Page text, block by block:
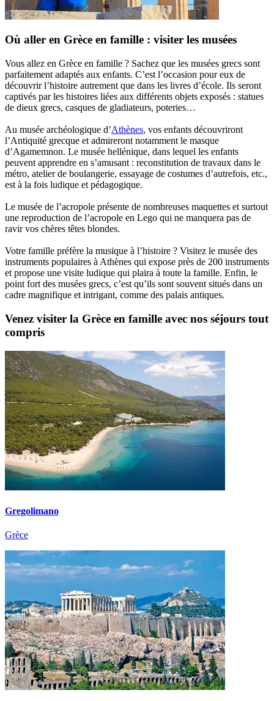
Où aller en Grèce en famille : visiter les musées
Vous allez en Grèce en famille ? Sachez que les musées grecs sont
parfaitement adaptés aux enfants. C’est l’occasion pour eux de
découvrir l’histoire autrement que dans les livres d’école. Ils seront
captivés par les histoires liées aux différents objets exposés : statues
de dieux grecs, casques de gladiateurs, poteries…
Au musée archéologique d’Athènes, vos enfants découvriront
l’Antiquité grecque et admireront notamment le masque
d’Agamemnon. Le musée hellénique, dans lequel les enfants
peuvent apprendre en s’amusant : reconstitution de travaux dans le
métro, atelier de boulangerie, essayage de costumes d’autrefois, etc.,
est à la fois ludique et pédagogique.
Le musée de l’acropole présente de nombreuses maquettes et surtout
une reproduction de l’acropole en Lego qui ne manquera pas de
ravir vos chères têtes blondes.
Votre famille préfère la musique à l’histoire ? Visitez le musée des
instruments populaires à Athènes qui expose près de 200 instruments
et propose une visite ludique qui plaira à toute la famille. Enfin, le
point fort des musées grecs, c’est qu’ils sont souvent situés dans un
cadre magnifique et intrigant, comme des palais antiques.
Venez visiter la Grèce en famille avec nos séjours tout
compris
Gregolimano
Grèce